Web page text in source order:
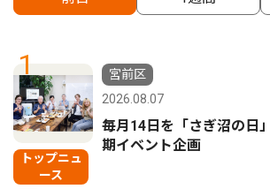
1
トップニュ
ース
宮前区
2026.08.07
毎月14日を「さぎ沼の
期イベント企画